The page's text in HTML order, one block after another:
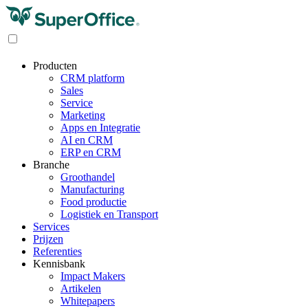
Producten
CRM platform
Sales
Service
Marketing
Apps en Integratie
AI en CRM
ERP en CRM
Branche
Groothandel
Manufacturing
Food productie
Logistiek en Transport
Services
Prijzen
Referenties
Kennisbank
Impact Makers
Artikelen
Whitepapers